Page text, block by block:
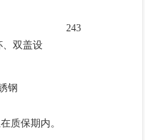
、双盖设
钢
243
质保期内。